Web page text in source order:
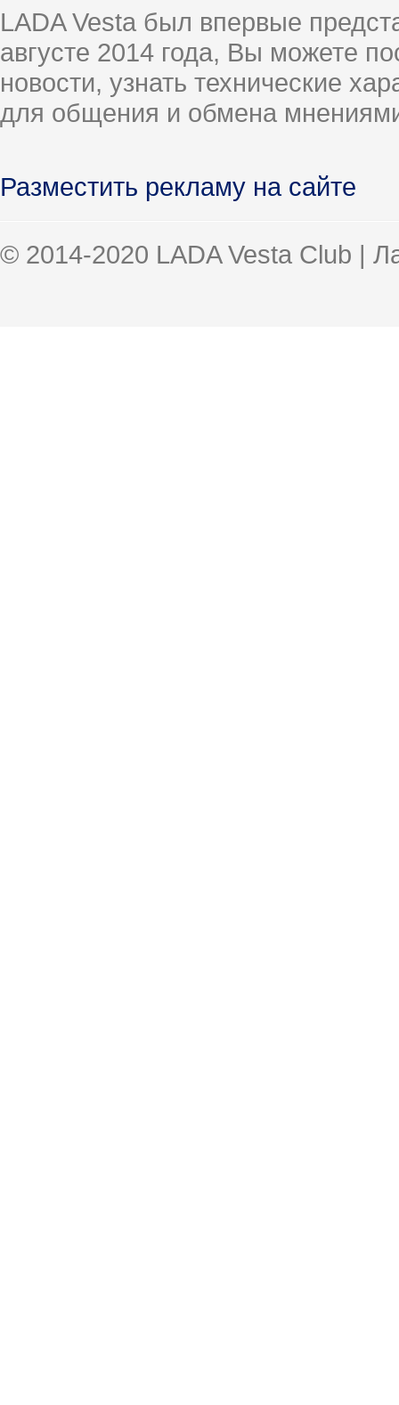
LADA Vesta был впервые
августе 2014 года, Вы можете
новости, узнать технические
для общения и обмена
Разместить рекламу на сайте
© 2014-2020 LADA Vesta Club |